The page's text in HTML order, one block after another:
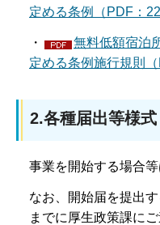
定める条例（PDF：
・
無料低額宿泊
定める条例施行規則（
2.各種届出等様式
事業を開始する場合
なお、開始届を提出
までに厚生政策課にご